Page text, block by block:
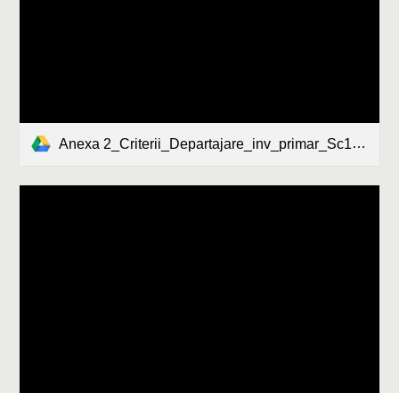
Anexa 2_Criterii_Departajare_inv_primar_Sc16TM.docx